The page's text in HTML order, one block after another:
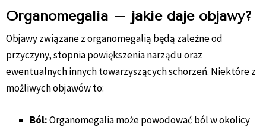
Organomegalia – jakie daje objawy?
Objawy związane z organomegalią będą zależne od
przyczyny, stopnia powiększenia narządu oraz
ewentualnych innych towarzyszących schorzeń. Niektóre z
możliwych objawów to:
Ból:Organomegalia może powodować ból w okolicy